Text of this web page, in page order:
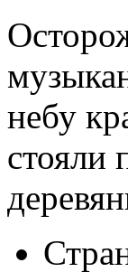
небу
стояли